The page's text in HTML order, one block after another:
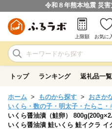
令和８年熊本地震 災
上限額 お気に
トップ ランキング 返礼品一覧
ホーム ものから探す
おさか
いくら・数の子・明太子・たらこ・
いくら醤油漬（鮭卵）
いくら醤油漬 鮭いくら 鮭イクラ